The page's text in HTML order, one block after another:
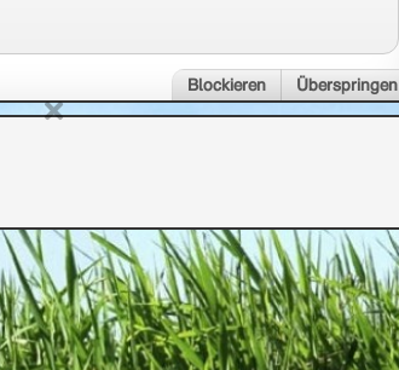
Blockieren Überspringen